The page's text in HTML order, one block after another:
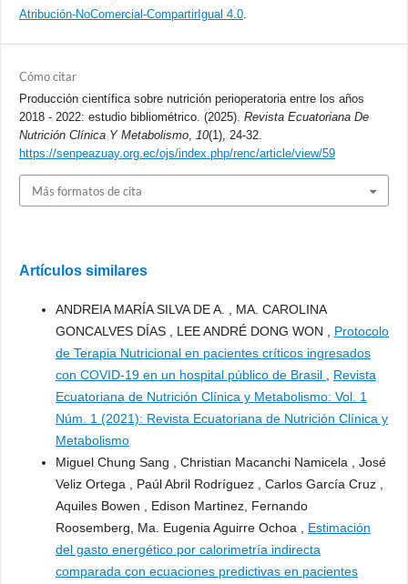
Atribución-NoComercial-CompartirIgual 4.0.
Cómo citar
Producción científica sobre nutrición perioperatoria entre los años
2018 - 2022: estudio bibliométrico. (2025). Revista Ecuatoriana De
Nutrición Clínica Y Metabolismo, 10(1), 24-32.
https://senpeazuay.org.ec/ojs/index.php/renc/article/view/59
Más formatos de cita
Artículos similares
ANDREIA MARÍA SILVA DE A. , MA. CAROLINA
GONCALVES DÍAS , LEE ANDRÉ DONG WON , Protocolo
de Terapia Nutricional en pacientes críticos ingresados
con COVID-19 en un hospital público de Brasil
Revista
Ecuatoriana de Nutrición Clínica y Metabolismo: Vol. 1
Núm. 1 (2021): Revista Ecuatoriana de Nutrición Clínica y
Metabolismo
Miguel Chung Sang , Christian Macanchi Namicela , José
Veliz Ortega , Paúl Abril Rodríguez , Carlos García Cruz ,
Aquiles Bowen , Edison Martinez, Fernando
Roosemberg, Ma. Eugenia Aguirre Ochoa , Estimación
del gasto energético por calorimetría indirecta
comparada con ecuaciones predictivas en pacientes